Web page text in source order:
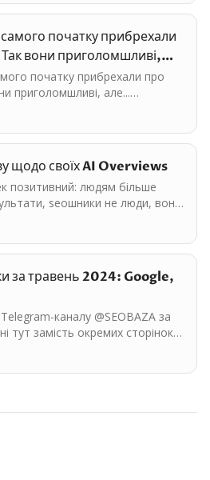
початку прибрехали
вони приголомшливі,
початку прибрехали про
приголомшливі, але...
що ChatGPT-4
щодо своїх AI Overviews
позитивний: людям більше
seoшники не люди, вони
і отримують на них…
за травень 2024: Google,
каналу @SEOBAZA за
тут замість окремих сторінок.
AI-індустрія. <a…